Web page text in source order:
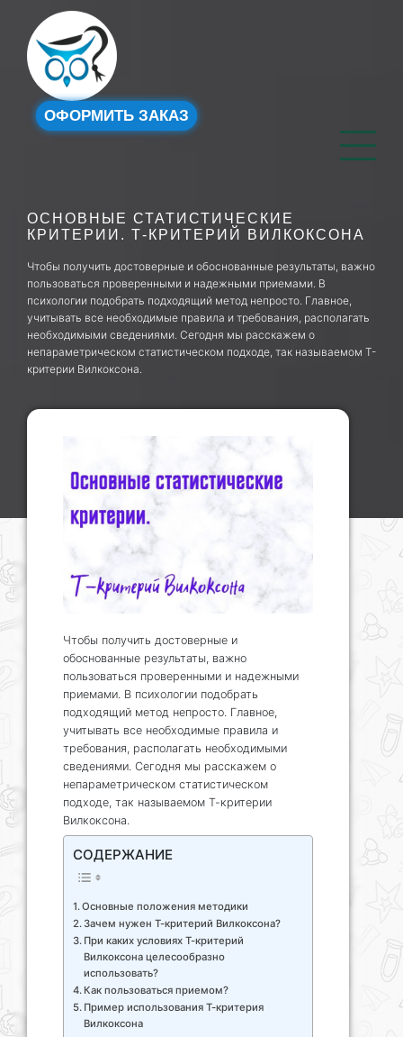
ОФОРМИТЬ ЗАКАЗ
ОСНОВНЫЕ СТАТИСТИЧЕСКИЕ
КРИТЕРИИ. Т-КРИТЕРИЙ ВИЛКОКСОНА
Чтобы получить достоверные и обоснованные результаты, важно
пользоваться проверенными и надежными приемами. В
психологии подобрать подходящий метод непросто. Главное,
учитывать все необходимые правила и требования, располагать
необходимыми сведениями. Сегодня мы расскажем о
непараметрическом статистическом подходе, так называемом Т-
критерии Вилкоксона.
Чтобы получить достоверные и
обоснованные результаты, важно
пользоваться проверенными и надежными
приемами. В психологии подобрать
подходящий метод непросто. Главное,
учитывать все необходимые правила и
требования, располагать необходимыми
сведениями. Сегодня мы расскажем о
непараметрическом статистическом
подходе, так называемом Т-критерии
Вилкоксона.
СОДЕРЖАНИЕ
Основные положения методики
Зачем нужен Т-критерий Вилкоксона?
При каких условиях Т-критерий
Вилкоксона целесообразно
использовать?
Как пользоваться приемом?
Пример использования Т-критерия
Вилкоксона